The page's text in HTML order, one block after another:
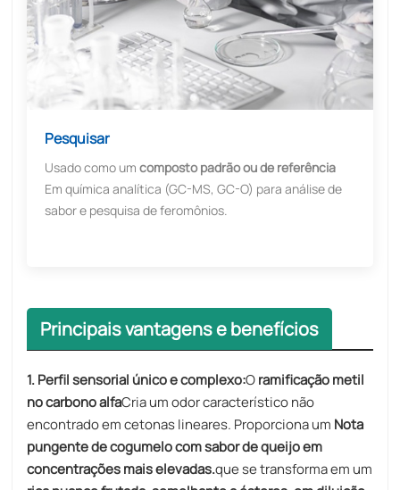
Pesquisar
Usado como umcomposto padrão ou de referência
Em química analítica (GC-MS, GC-O) para análise de
sabor e pesquisa de feromônios.
Principais vantagens e benefícios
1. Perfil sensorial único e complexo:Oramificação metil
no carbono alfaCria um odor característico não
encontrado em cetonas lineares. Proporciona um Nota
pungente de cogumelo com sabor de queijo em
concentrações mais elevadas.que se transforma em um